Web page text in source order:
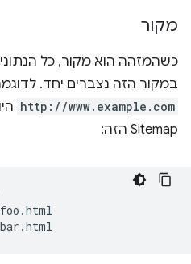
מקור
כשהמזהה הוא מקור, כל
במקור הזה נצברים יחד.
http://www.example.com
Sitemap הזה: